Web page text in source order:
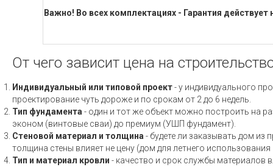
Важно! Во всех комплектациях - Гарантия действует
От чего зависит цена на
Индивидуальный или типовой проект- у индивидуального
проектирование чуть дороже и по срокам от 2 до 6 недель.
Тип фундамента - один и тот же объект можно построить на
эконом (винтовые сваи) до премиум (УШП фундамент).
Стеновой материал и толщина - будете ли заказывать дом из
толщина стены влияет не цену (дом для летнего
Тип и материал кровли - качество и срок службы материалов